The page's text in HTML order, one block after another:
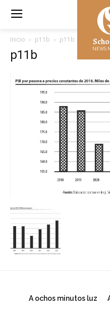
NEWS
Inicio p11b p11b
p11b
A ochos minutos luz